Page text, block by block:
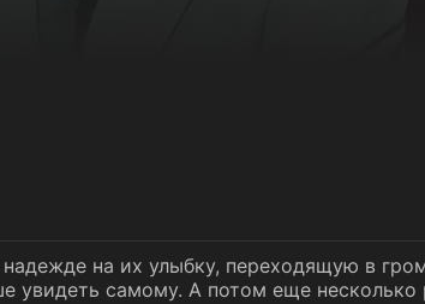
на их улыбку, переходящую в
увидеть самому. А потом еще несколько